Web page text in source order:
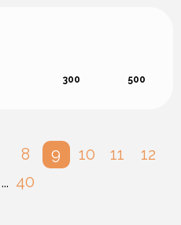
300 500
8 9 10 11
12
... 40